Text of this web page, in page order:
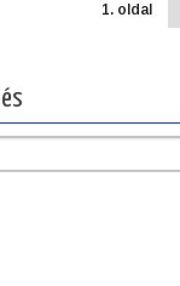
1. oldal